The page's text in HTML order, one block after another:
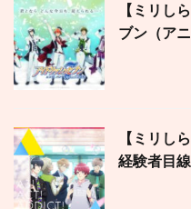
【ミリし
ブン（ア
【ミリし
経験者目